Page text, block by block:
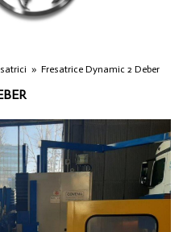
» Fresatrice Dynamic 2 Deber